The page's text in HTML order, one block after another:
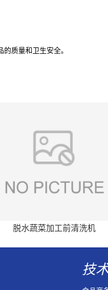
质量和卫生安全。
脱水蔬菜加工前清洗机
技